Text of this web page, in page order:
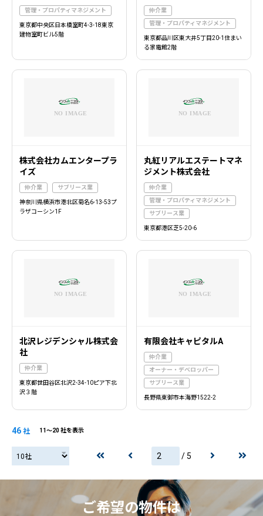
管理・プロパティマネジメント
東京都中央区日本橋室町4-3-18東京
建物室町ビル5階
仲介業
管理・プロパティマネジメント
東京都品川区東大井5丁目20-1住まい
る家電館2階
株式会社カムエンタープラ
イズ
仲介業 サブリース業
神奈川県横浜市港北区菊名6-13-53プ
ラザコーシン1F
丸紅リアルエステートマネ
ジメント株式会社
仲介業
管理・プロパティマネジメント
サブリース業
東京都港区芝5-20-6
北沢レジデンシャル株式会
社
仲介業
東京都世田谷区北沢2-34-10ピア下北
沢３階
有限会社キャピタルA
仲介業
オーナー・デベロッパー
サブリース業
長野県東御市本海野1522-2
46 社 11〜20 社を表示
20社 / 5
ご希望の物件は